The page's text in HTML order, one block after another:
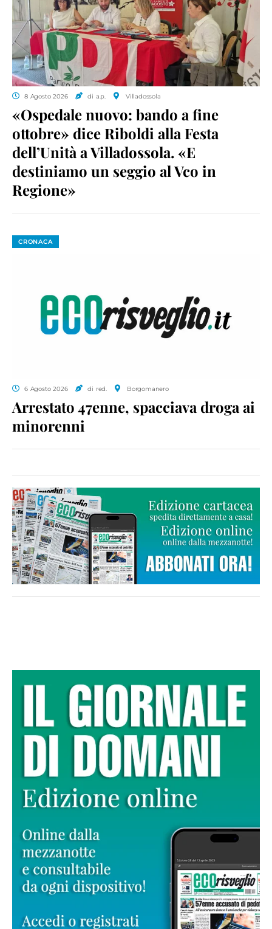
8 Agosto 2026 di a.p. Villadossola
«Ospedale nuovo: bando a fine
ottobre» dice Riboldi alla Festa
dell’Unità a Villadossola. «E
destiniamo un seggio al Vco in
Regione»
CRONACA
6 Agosto 2026 di red. Borgomanero
Arrestato 47enne, spacciava droga ai
minorenni